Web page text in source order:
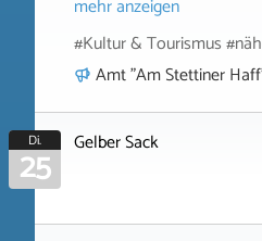
mehr anzeigen
#Kultur & Tourismus
Amt "Am Stettiner
Di.
25 Gelber Sack